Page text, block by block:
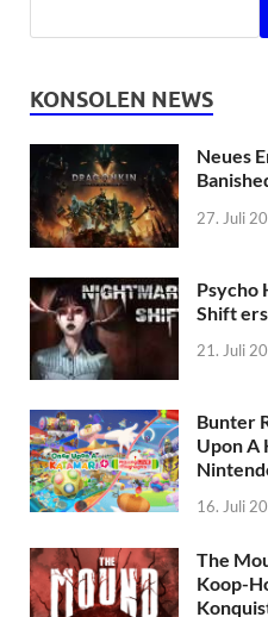
KONSOLEN NEWS
Neues
27. Juli
Psycho
Shift
21. Juli
Bunter
Upon A
16. Juli
The
Koop-